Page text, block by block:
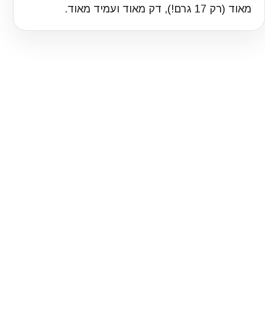
מאוד (רק 17 גרם!), דק מאוד ועמיד מאוד.